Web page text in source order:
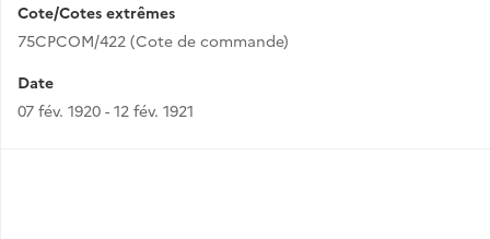
Cote/Cotes extrêmes
75CPCOM/422 (Cote de commande)
Date
07 fév. 1920 - 12 fév. 1921